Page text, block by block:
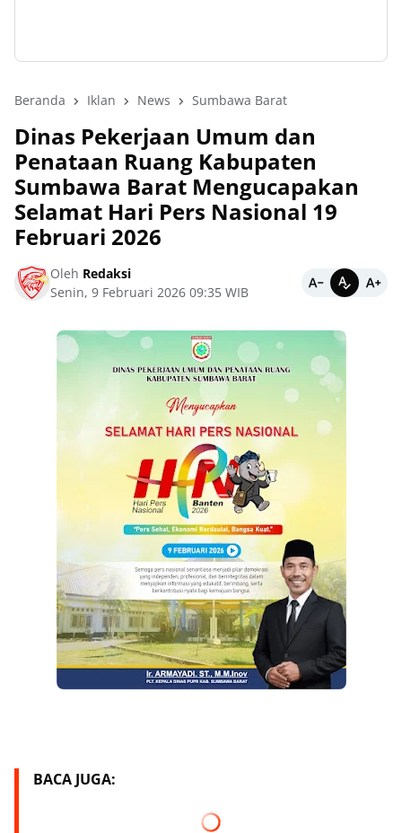
Beranda Iklan News Sumbawa Barat
Dinas Pekerjaan Umum dan
Penataan Ruang Kabupaten
Sumbawa Barat Mengucapakan
Selamat Hari Pers Nasional 19
Februari 2026
Oleh Redaksi
Senin, 9 Februari 2026 09:35 WIB
BACA JUGA: